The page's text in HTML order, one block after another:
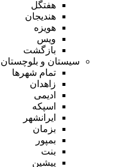
هفتگل
هندیجان
هویزه
ویس
بازگشت
سیستان و بلوچستان
تمام شهر‌ها
زاهدان
ادیمی
اسپکه
ایرانشهر
بزمان
بمپور
بنت
پیشین